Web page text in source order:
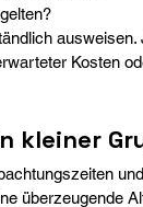
Kosten
kleiner
überzeugende